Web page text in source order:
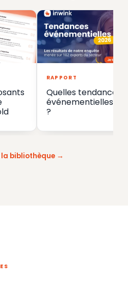
RAPPORT
Quelles tendances
événementielles en
?
bibliothèque